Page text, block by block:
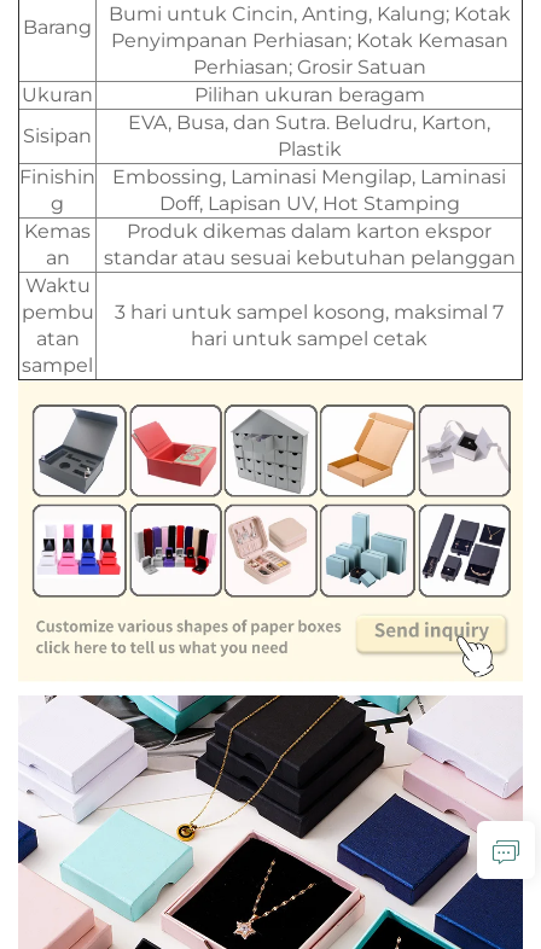
Barang
Bumi untuk Cincin, Anting, Kalung; Kotak
Penyimpanan Perhiasan; Kotak Kemasan
Perhiasan; Grosir Satuan
Ukuran
Pilihan ukuran beragam
Sisipan
EVA, Busa, dan Sutra. Beludru, Karton,
Plastik
Finishin
g
Embossing, Laminasi Mengilap, Laminasi
Doff, Lapisan UV, Hot Stamping
Kemas
an
Produk dikemas dalam karton ekspor
standar atau sesuai kebutuhan pelanggan
Waktu
pembu
atan
sampel
3 hari untuk sampel kosong, maksimal 7
hari untuk sampel cetak